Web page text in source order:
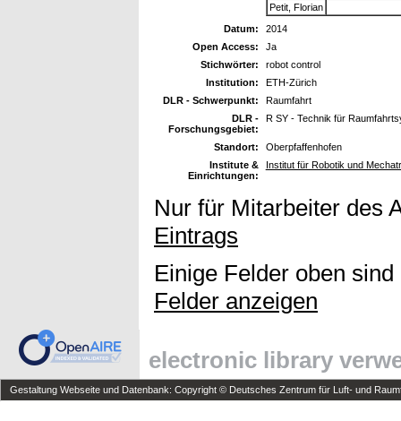
Petit, Florian
Datum:
2014
Open Access:
Ja
Stichwörter:
robot control
Institution:
ETH-Zürich
DLR - Schwerpunkt:
Raumfahrt
DLR -
Forschungsgebiet:
R SY - Technik für
Standort:
Oberpfaffenhofen
Institute &
Einrichtungen:
Institut für Robotik und
Nur für Mitarbeiter des
Eintrags
Einige Felder oben
Felder anzeigen
electronic library
Gestaltung Webseite und Datenbank: Copyright © Deutsches Zentrum für Luft- und